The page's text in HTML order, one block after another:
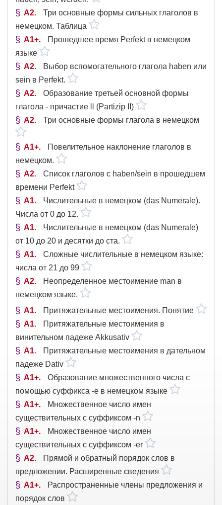
A2
Три основные формы сильных глаголов в
немецком. Таблица
A1+
Прошедшее время Perfekt в немецком
языке
A2
Выбор вспомогательного глагола haben или
sein в Perfekt.
A2
Образование третьей основной формы
глагола - причастие ll (Partizip II)
A2
Три основные формы глагола в немецком
A1+
Повелительное наклонение глаголов в
немецком.
A2
Список глаголов с haben/sein в прошедшем
времени Perfekt
A1
Числительные в немецком (das Numerale).
Числа от 0 до 12.
A1
Числительные в немецком (das Numerale)
от 10 до 20 и десятки до ста.
A1
Сложные числительные в немецком языке:
числа от 21 до 99
A2
Неопределенное местоимение man в
немецком языке.
A1
Притяжательные местоимения. Понятие
A1
Притяжательные местоимения в
винительном падеже Akkusativ
A1
Притяжательные местоимения в дательном
падеже Dativ
A1+
Образование множественного числа с
помощью суффикса -e в немецком языке
A1+
Множественное число имен
существительных с суффиксом -n
A1+
Множественное число имен
существительных с суффиксом -er
A2
Прямой и обратный порядок слов в
предложении. Расширенные сведения
A1+
Распространенные члены предложения и
порядок слов